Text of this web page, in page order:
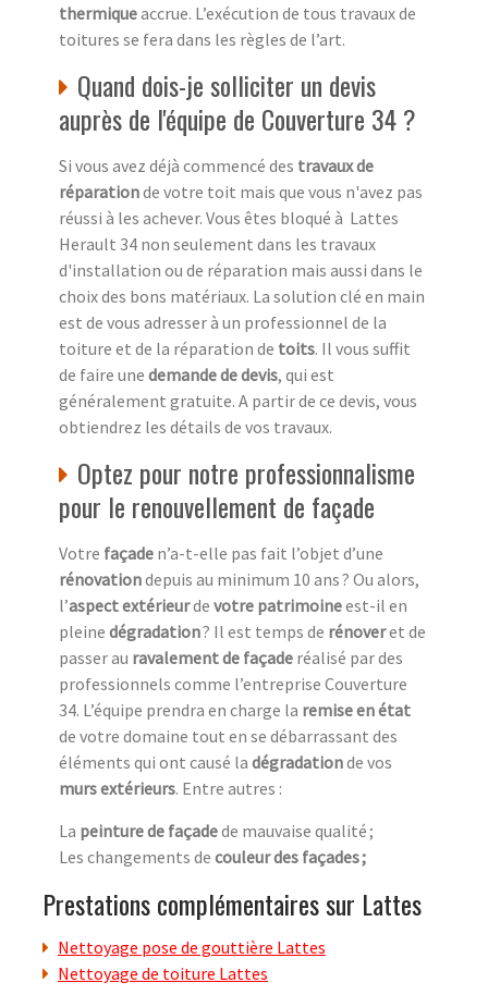
thermiqueaccrue. L’exécution de tous travaux de
toitures se fera dans les règles de l’art.
Quand dois-je solliciter un devis
auprès de l'équipe de Couverture 34 ?
Si vous avez déjà commencé des travaux de
réparationde votre toit mais que vous n'avez pas
réussi à les achever. Vous êtes bloqué à Lattes
Herault 34 non seulement dans les travaux
d'installation ou de réparation mais aussi dans le
choix des bons matériaux. La solution clé en main
est de vous adresser à un professionnel de la
toiture et de la réparation de toits. Il vous suffit
de faire une demande de devis, qui est
généralement gratuite. A partir de ce devis, vous
obtiendrez les détails de vos travaux.
Optez pour notre professionnalisme
pour le renouvellement de façade
Votre façade n’a-t-elle pas fait l’objet d’une
rénovationdepuis au minimum 10 ans ? Ou alors,
l’aspect extérieurde votre patrimoineest-il en
pleine dégradation? Il est temps de rénoveret de
passer au ravalement de façade réalisé par des
professionnels comme l’entreprise Couverture
34. L’équipe prendra en charge la remise en état
de votre domaine tout en se débarrassant des
éléments qui ont causé la dégradationde vos
murs extérieurs. Entre autres :
La peinture de façadede mauvaise qualité ;
Les changements de couleur des façades ;
Prestations complémentaires sur Lattes
Nettoyage pose de gouttière Lattes
Nettoyage de toiture Lattes